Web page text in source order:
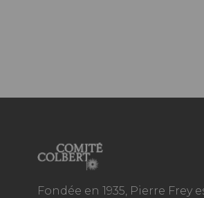
Fondée en 1935, Pierre Frey